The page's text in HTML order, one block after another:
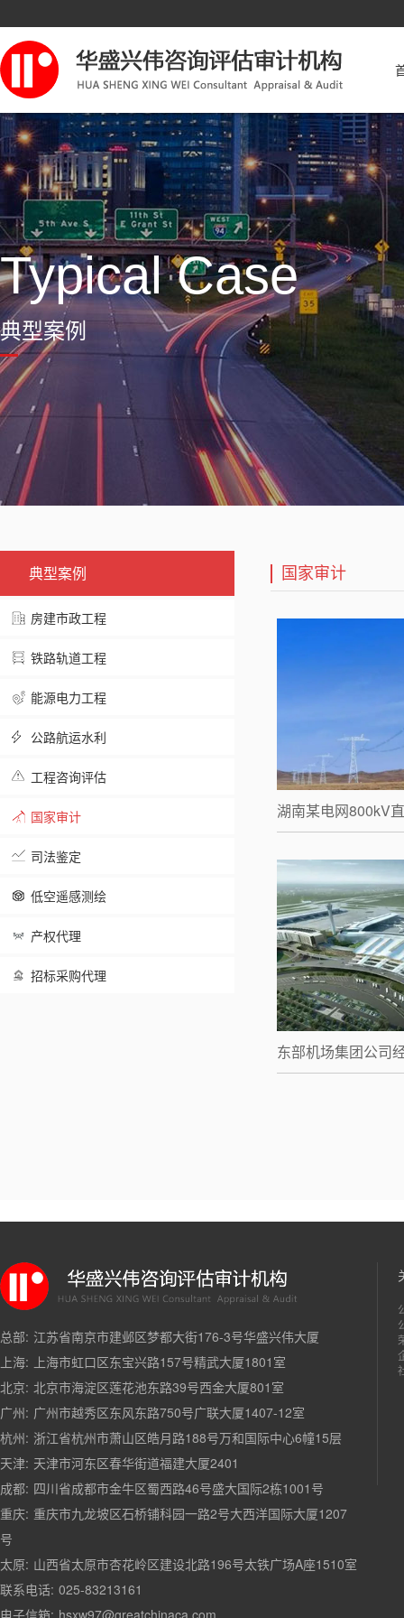
Typical Case
典型案例
典型案例
房建市政工程
铁路轨道工程
能源电力工程
公路航运水利
工程咨询评估
国家审计
司法鉴定
低空遥感测绘
产权代理
招标采购代理
国家审计
湖南某电网800kV
东部机场集团公司
总部: 江苏省南京市建邺区梦都大街176-3号华盛兴伟大厦
上海: 上海市虹口区东宝兴路157号精武大厦1801室
北京: 北京市海淀区莲花池东路39号西金大厦801室
广州: 广州市越秀区东风东路750号广联大厦1407-12室
杭州: 浙江省杭州市萧山区皓月路188号万和国际中心6幢15层
天津: 天津市河东区春华街道福建大厦2401
成都: 四川省成都市金牛区蜀西路46号盛大国际2栋1001号
重庆: 重庆市九龙坡区石桥铺科园一路2号大西洋国际大厦1207
号
太原: 山西省太原市杏花岭区建设北路196号太铁广场A座1510室
联系电话: 025-83213161
电子信箱: hsxw97@greatchinaca.com